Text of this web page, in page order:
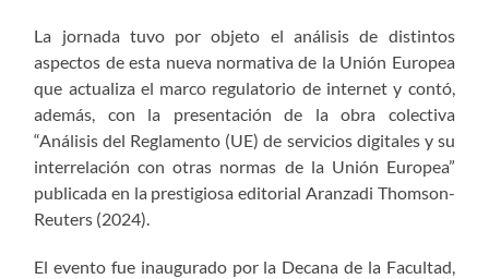
La jornada tuvo por objeto el análisis de distintos
aspectos de esta nueva normativa de la Unión Europea
que actualiza el marco regulatorio de internet y contó,
además, con la presentación de la obra colectiva
“Análisis del Reglamento (UE) de servicios digitales y su
interrelación con otras normas de la Unión Europea”
publicada en la prestigiosa editorial Aranzadi Thomson-
Reuters (2024).
El evento fue inaugurado por la Decana de la Facultad,